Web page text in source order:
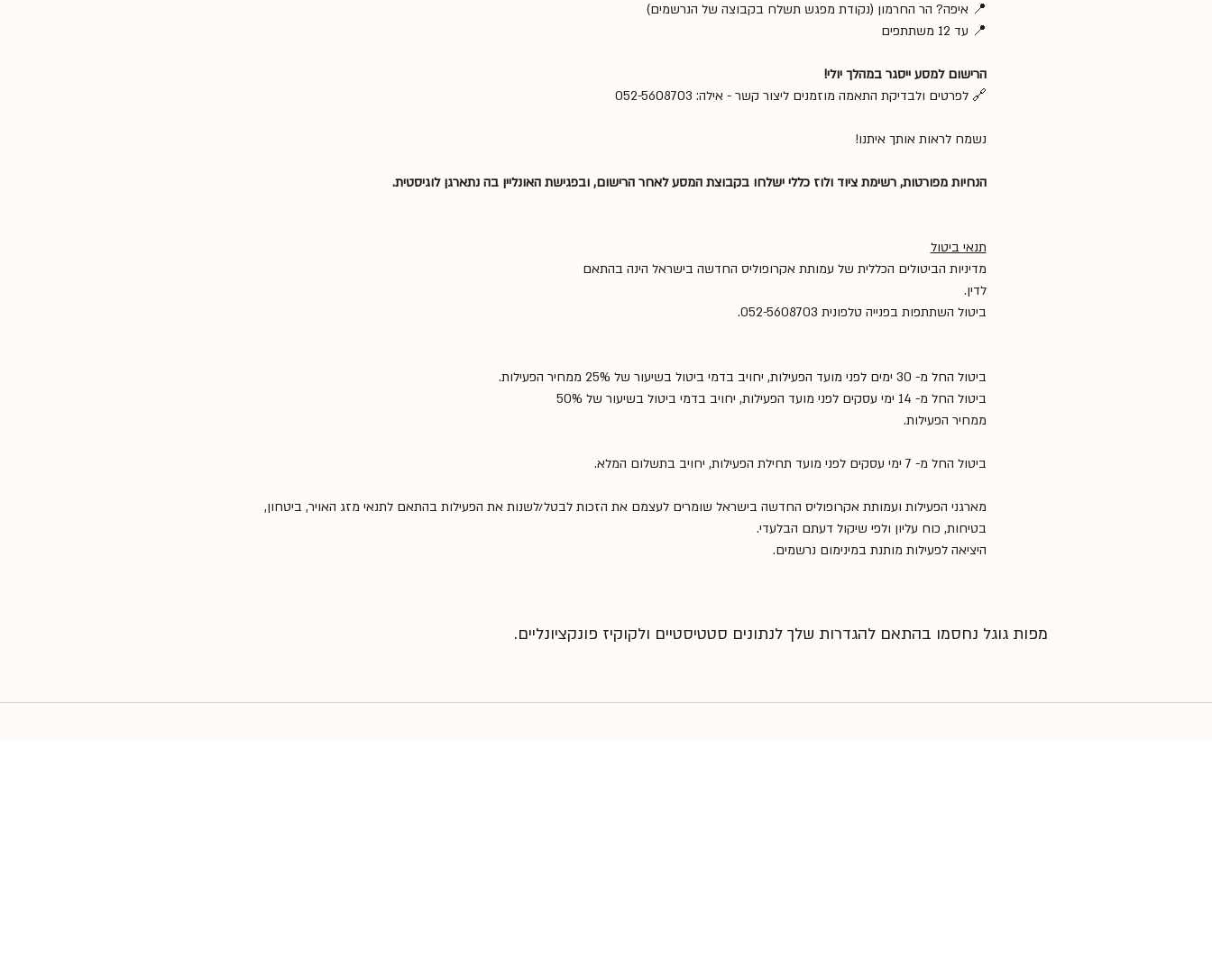
📍 איפה? הר החרמון (נקודת מפגש תשלח בקבוצה של הנרשמים)
📍 עד 12 משתתפים
הרישום למסע ייסגר במהלך יולי!
🔗 לפרטים ולבדיקת התאמה מוזמנים ליצור קשר - אילה: 052-5608703
נשמח לראות אותך איתנו!
הנחיות מפורטות, רשימת ציוד ולוז כללי ישלחו בקבוצת המסע לאחר הרישום, ובפגישת האונליין בה נתארגן לוגיסטית.
תנאי ביטול
מדיניות הביטולים הכללית של עמותת אקרופוליס החדשה בישראל הינה בהתאם
לדין.
ביטול השתתפות בפנייה טלפונית 052-5608703.
ביטול החל מ- 30 ימים לפני מועד הפעילות, יחויב בדמי ביטול בשיעור של 25% ממחיר הפעילות.
ביטול החל מ- 14 ימי עסקים לפני מועד הפעילות, יחויב בדמי ביטול בשיעור של 50%
ממחיר הפעילות.
ביטול החל מ- 7 ימי עסקים לפני מועד תחילת הפעילות, יחויב בתשלום המלא.
מארגני הפעילות ועמותת אקרופוליס החדשה בישראל שומרים לעצמם את הזכות לבטל/לשנות את הפעילות בהתאם לתנאי מזג האויר, ביטחון,
בטיחות, כוח עליון ולפי שיקול דעתם הבלעדי.
היציאה לפעילות מותנת במינימום נרשמים.
מפות גוגל נחסמו בהתאם להגדרות שלך לנתונים סטטיסטיים ולקוקיז פונקציונליים.